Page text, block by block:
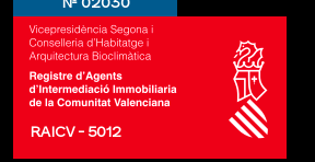
RAICV - 5012